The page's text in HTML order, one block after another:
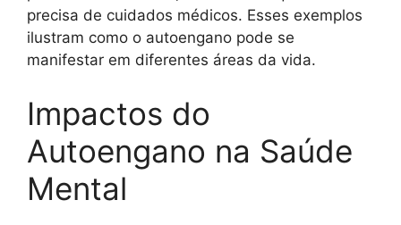
precisa de cuidados médicos. Esses exemplos
ilustram como o autoengano pode se
manifestar em diferentes áreas da vida.
Impactos do
Autoengano na Saúde
Mental